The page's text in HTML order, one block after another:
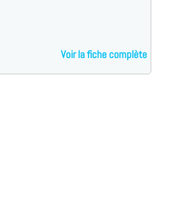
Voir la fiche complète